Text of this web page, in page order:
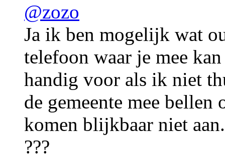
@zozo
Ja ik ben mogelijk wat
telefoon waar je mee
handig voor als ik niet
de gemeente mee
komen blijkbaar niet
???